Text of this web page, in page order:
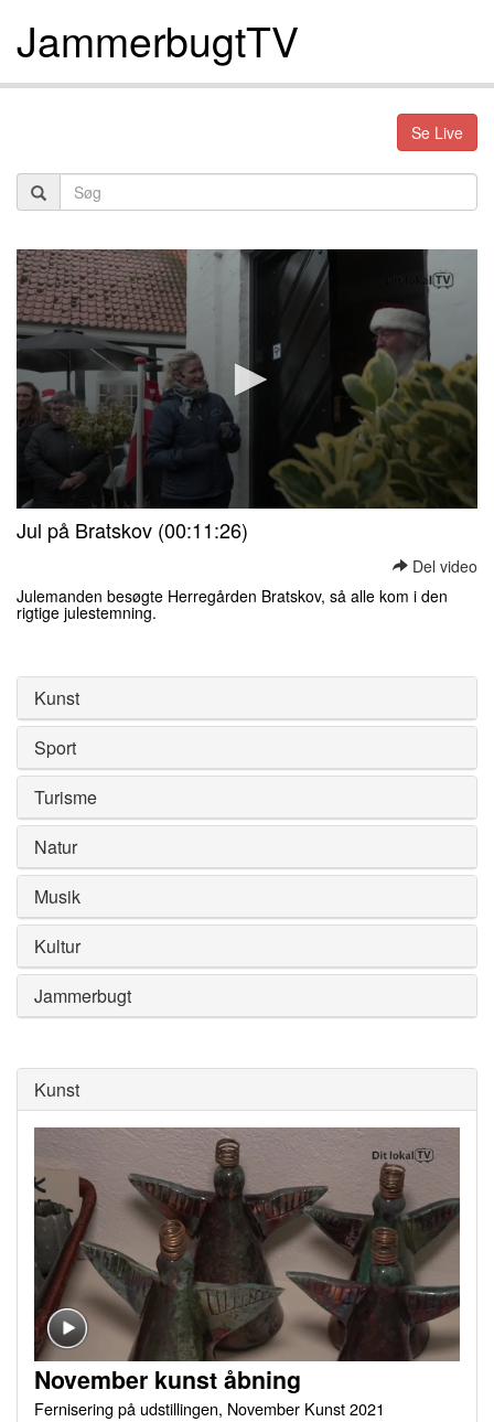
JammerbugtTV
Se Live
seconds
seconds
Jul på Bratskov (00:11:26)
Del video
Julemanden besøgte Herregården Bratskov, så alle kom i den
rigtige julestemning.
of
seconds
Kunst
Sport
Turisme
Natur
Musik
Kultur
Jammerbugt
Kunst
November kunst åbning
Fernisering på udstillingen, November Kunst 2021